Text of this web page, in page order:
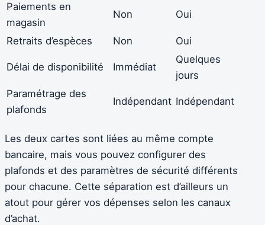
Paiements en
magasin
Non Oui
Retraits d’espèces Non Oui
Délai de disponibilité Immédiat
Quelques
jours
Paramétrage des
plafonds
Indépendant Indépendant
Les deux cartes sont liées au même compte
bancaire, mais vous pouvez configurer des
plafonds et des paramètres de sécurité différents
pour chacune. Cette séparation est d’ailleurs un
atout pour gérer vos dépenses selon les canaux
d’achat.